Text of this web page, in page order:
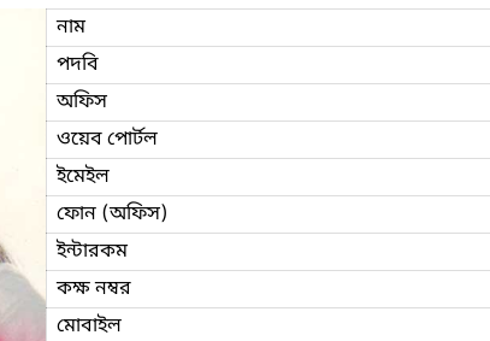
নাম
পদবি
অফিস
ওয়েব পোর্টল
ইমেইল
ফোন (অফিস)
ইন্টারকম
কক্ষ নম্বর
মোবাইল